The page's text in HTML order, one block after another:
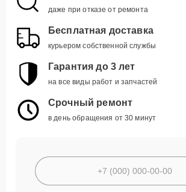
даже при отказе от ремонта
Бесплатная доставка
курьером собственной службы
Гарантия до 3 лет
на все виды работ и запчастей
Срочный ремонт
в день обращения от 30 минут